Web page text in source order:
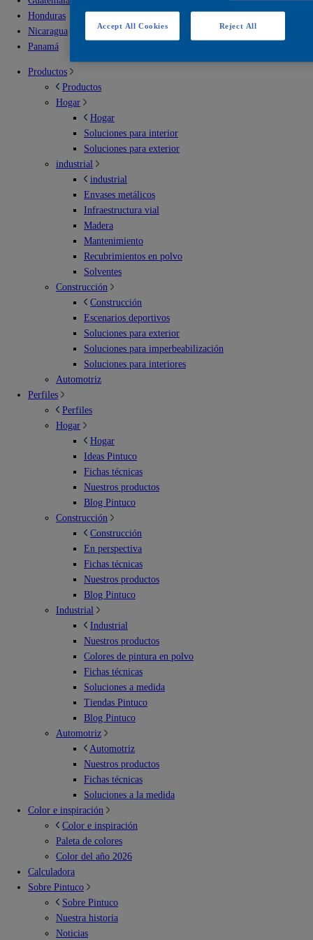
Honduras
Nicaragua
Panamá
Productos
Productos
Hogar
Hogar
Soluciones para interior
Soluciones para exterior
industrial
industrial
Envases metálicos
Infraestructura vial
Madera
Mantenimiento
Recubrimientos en polvo
Solventes
Construcción
Construcción
Escenarios deportivos
Soluciones para exterior
Soluciones para imperbeabilización
Soluciones para interiores
Automotriz
Perfiles
Perfiles
Hogar
Hogar
Ideas Pintuco
Fichas técnicas
Nuestros productos
Blog Pintuco
Construcción
Construcción
En perspectiva
Fichas técnicas
Nuestros productos
Blog Pintuco
Industrial
Industrial
Nuestros productos
Colores de pintura en polvo
Fichas técnicas
Soluciones a medida
Tiendas Pintuco
Blog Pintuco
Automotriz
Automotriz
Nuestros productos
Fichas técnicas
Soluciones a la medida
Color e inspiración
Color e inspiración
Paleta de colores
Color del año 2026
Calculadora
Sobre Pintuco
Sobre Pintuco
Nuestra historia
Noticias
Reject All
Accept All Cookies